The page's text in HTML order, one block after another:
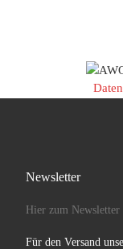
Newsletter
Hier zum Newsletter
Für den Versand